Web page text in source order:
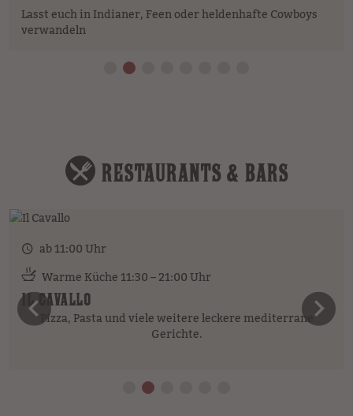
Lasst euch in Indianer, Feen oder heldenhafte Cowboys
verwandeln
RESTAURANTS & BARS
ab 11:00 Uhr
Warme Küche 11:30 – 21:00 Uhr
IL CAVALLO
Pizza, Pasta und viele weitere leckere mediterrane
Gerichte.
vorheriges Element